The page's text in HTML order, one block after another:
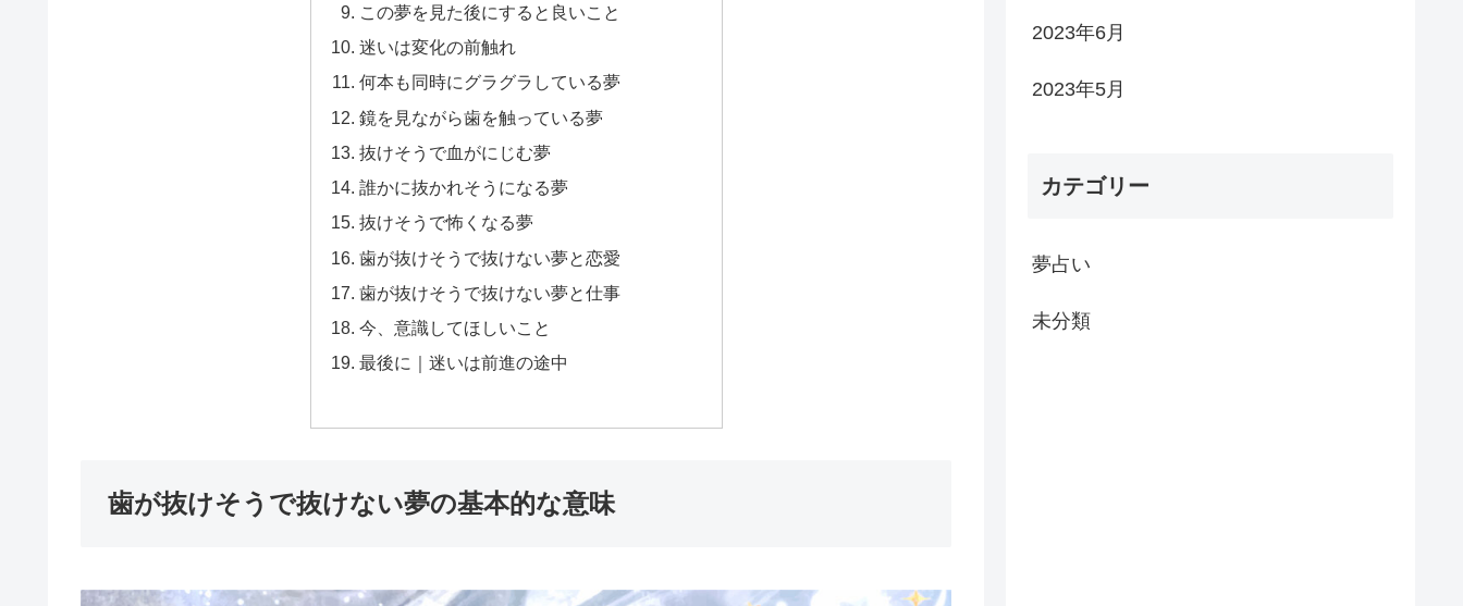
この夢を見た後にすると良いこと
迷いは変化の前触れ
何本も同時にグラグラしている夢
鏡を見ながら歯を触っている夢
抜けそうで血がにじむ夢
誰かに抜かれそうになる夢
抜けそうで怖くなる夢
歯が抜けそうで抜けない夢と恋愛
歯が抜けそうで抜けない夢と仕事
今、意識してほしいこと
最後に｜迷いは前進の途中
歯が抜けそうで抜けない夢の基本的な意味
2023年6月
2023年5月
カテゴリー
夢占い
未分類